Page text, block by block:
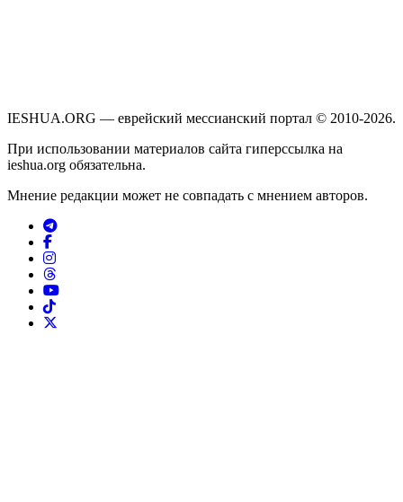
IESHUA.ORG — еврейский мессианский портал © 2010-2026.
При использовании материалов сайта гиперссылка на
ieshua.org обязательна.
Мнение редакции может не совпадать с мнением авторов.